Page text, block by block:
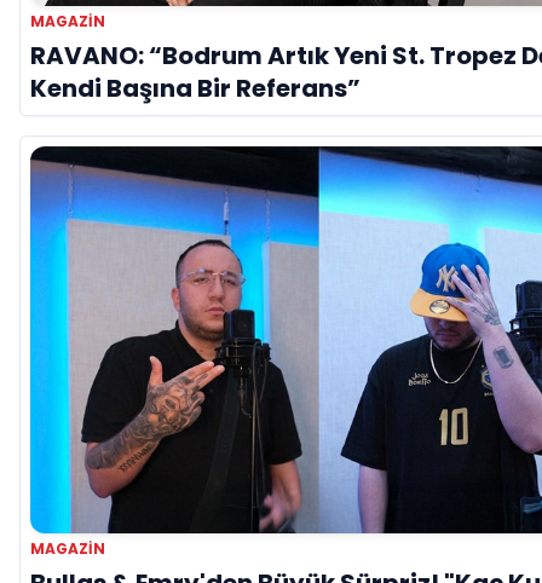
MAGAZİN
RAVANO: “Bodrum Artık Yeni St. Tropez
Kendi Başına Bir Referans”
MAGAZİN